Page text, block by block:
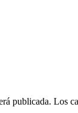
publicada. Los